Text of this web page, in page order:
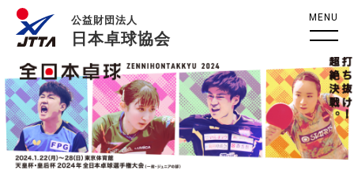
公益財団法人
日本卓球協会
MENU